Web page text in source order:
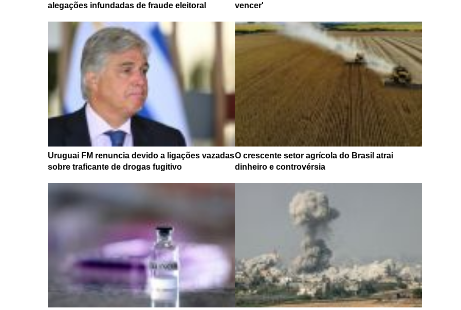
alegações infundadas de fraude eleitoral
vencer'
Uruguai FM renuncia devido a ligações vazadas
sobre traficante de drogas fugitivo
O crescente setor agrícola do Brasil atrai
dinheiro e controvérsia